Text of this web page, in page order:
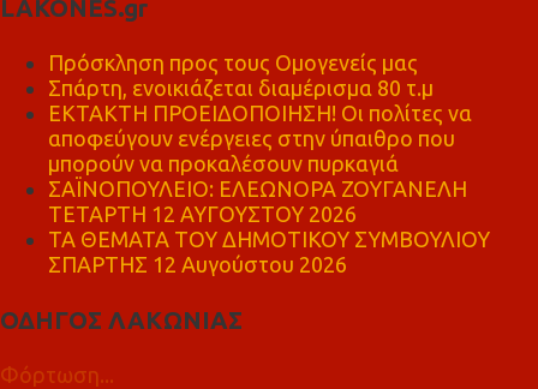
LAKONES.gr
Πρόσκληση προς τους Ομογενείς μας
Σπάρτη, ενοικιάζεται διαμέρισμα 80 τ.μ
ΕΚΤΑΚΤΗ ΠΡΟΕΙΔΟΠΟΙΗΣΗ! Οι πολίτες να
αποφεύγουν ενέργειες στην ύπαιθρο που
μπορούν να προκαλέσουν πυρκαγιά
ΣΑΪΝΟΠΟΥΛΕΙΟ: ΕΛΕΩΝΟΡΑ ΖΟΥΓΑΝΕΛΗ
ΤΕΤΑΡΤΗ 12 ΑΥΓΟΥΣΤΟΥ 2026
ΤΑ ΘΕΜΑΤΑ ΤΟΥ ΔΗΜΟΤΙΚΟΥ ΣΥΜΒΟΥΛΙΟΥ
ΣΠΑΡΤΗΣ 12 Αυγούστου 2026
ΟΔΗΓΟΣ ΛΑΚΩΝΙΑΣ
Φόρτωση...